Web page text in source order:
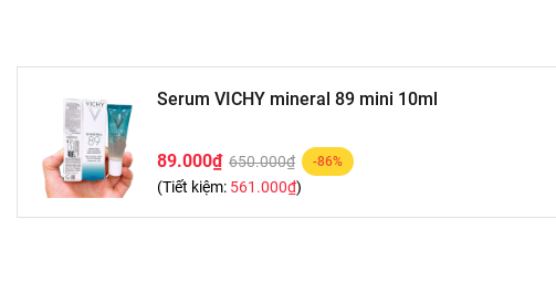
Serum VICHY mineral 89 mini 10ml
89.000₫ 650.000₫ -86%
(Tiết kiệm: 561.000₫)